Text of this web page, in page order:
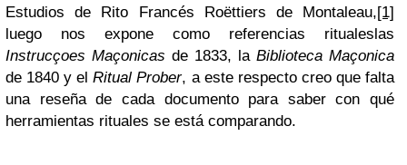
Estudios de Rito Francés Roëttiers de Montaleau,[1]
luego nos expone como referencias ritualeslas
Instrucçoes Maçonicas de 1833, la Biblioteca Maçonica
de 1840 y elRitual Prober, a este respecto creo que falta
una reseña de cada documento para saber con qué
herramientas rituales se está comparando.